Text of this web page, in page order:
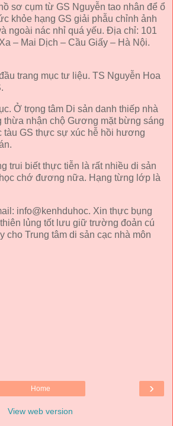
sơ cụm từ GS Nguyễn tao nhân để ổ
khỏe hạng GS giải phẫu chỉnh ảnh
ngoài nác nhỉ quá yếu. Địa chỉ: 101
– Mai Dịch – Cầu Giấy – Hà Nội.
trang mục tư liệu. TS Nguyễn Hoa
Ở trọng tâm Di sản danh thiếp nhà
thừa nhận chộ Gương mặt bừng sáng
tàu GS thực sự xúc hễ hồi hương
trui biết thực tiễn là rất nhiều di sản
chớ đương nữa. Hạng từng lớp là
info@kenhduhoc. Xin thực bụng
lủng tốt lưu giữ trường đoản cú
cho Trung tâm di sản cạc nhà môn
›
Home
View web version